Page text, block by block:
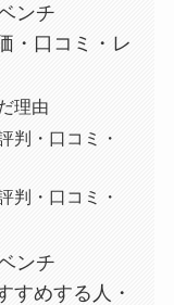
ンチ
・口コミ・レ
理由
判・口コミ・
判・口コミ・
ンチ
すめする人・